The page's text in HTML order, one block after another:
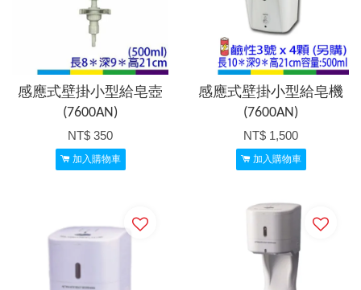
感應式壁掛小型給皂壺
(7600AN)
NT$ 350
加入購物車
感應式壁掛小型給皂機
(7600AN)
NT$ 1,500
加入購物車